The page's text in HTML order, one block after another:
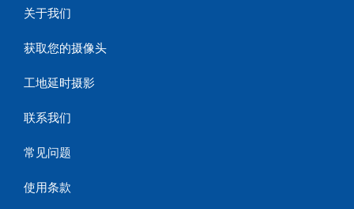
关于我们
获取您的摄像头
工地延时摄影
联系我们
常见问题
使用条款